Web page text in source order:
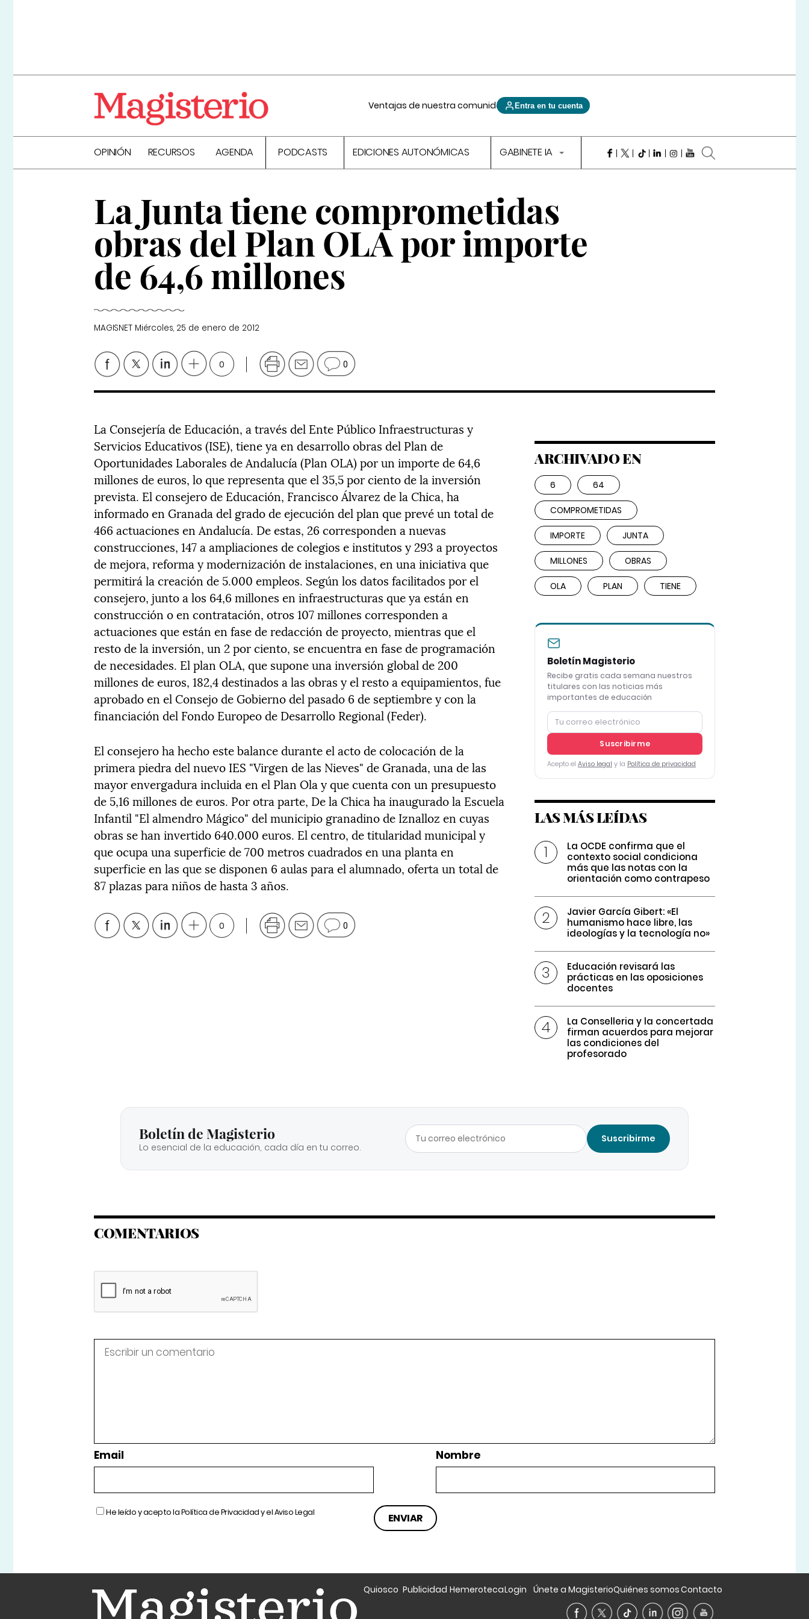
Ventajas de nuestra comunidad Entra en tu cuenta
OPINIÓN RECURSOS AGENDA PODCASTS EDICIONES AUTONÓMICAS GABINETE IA
La Junta tiene comprometidas
obras del Plan OLA por importe
de 64,6 millones
MAGISNET Miércoles, 25 de enero de 2012
0 0
La Consejería de Educación, a través del Ente Público Infraestructuras y
Servicios Educativos (ISE), tiene ya en desarrollo obras del Plan de
Oportunidades Laborales de Andalucía (Plan OLA) por un importe de 64,6
millones de euros, lo que representa que el 35,5 por ciento de la inversión
prevista. El consejero de Educación, Francisco Álvarez de la Chica, ha
informado en Granada del grado de ejecución del plan que prevé un total de
466 actuaciones en Andalucía. De estas, 26 corresponden a nuevas
construcciones, 147 a ampliaciones de colegios e institutos y 293 a proyectos
de mejora, reforma y modernización de instalaciones, en una iniciativa que
permitirá la creación de 5.000 empleos. Según los datos facilitados por el
consejero, junto a los 64,6 millones en infraestructuras que ya están en
construcción o en contratación, otros 107 millones corresponden a
actuaciones que están en fase de redacción de proyecto, mientras que el
resto de la inversión, un 2 por ciento, se encuentra en fase de programación
de necesidades. El plan OLA, que supone una inversión global de 200
millones de euros, 182,4 destinados a las obras y el resto a equipamientos, fue
aprobado en el Consejo de Gobierno del pasado 6 de septiembre y con la
financiación del Fondo Europeo de Desarrollo Regional (Feder).
El consejero ha hecho este balance durante el acto de colocación de la
primera piedra del nuevo IES "Virgen de las Nieves" de Granada, una de las
mayor envergadura incluida en el Plan Ola y que cuenta con un presupuesto
de 5,16 millones de euros. Por otra parte, De la Chica ha inaugurado la Escuela
Infantil "El almendro Mágico" del municipio granadino de Iznalloz en cuyas
obras se han invertido 640.000 euros. El centro, de titularidad municipal y
que ocupa una superficie de 700 metros cuadrados en una planta en
superficie en las que se disponen 6 aulas para el alumnado, oferta un total de
87 plazas para niños de hasta 3 años.
0 0
ARCHIVADO EN
6 64
COMPROMETIDAS
IMPORTE JUNTA
MILLONES OBRAS
OLA PLAN TIENE
Boletín Magisterio
Recibe gratis cada semana nuestros
titulares con las noticias más
importantes de educación
Suscribirme
Acepto el Aviso legal y la Política de privacidad
LAS MÁS LEÍDAS
La OCDE confirma que el
contexto social condiciona
más que las notas con la
orientación como contrapeso
Javier García Gibert: «El
humanismo hace libre, las
ideologías y la tecnología no»
Educación revisará las
prácticas en las oposiciones
docentes
La Conselleria y la concertada
firman acuerdos para mejorar
las condiciones del
profesorado
Boletín de Magisterio
Lo esencial de la educación, cada día en tu correo.
Suscribirme
COMENTARIOS
Email Nombre
He leído y acepto laPolítica de Privacidady elAviso Legal
Quiosco Publicidad HemerotecaLogin Únete a MagisterioQuiénes somosContacto